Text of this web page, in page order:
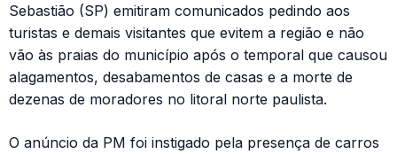
Sebastião (SP) emitiram comunicados pedindo aos
turistas e demais visitantes que evitem a região e não
vão às praias do município após o temporal que causou
alagamentos, desabamentos de casas e a morte de
dezenas de moradores no litoral norte paulista.
O anúncio da PM foi instigado pela presença de carros